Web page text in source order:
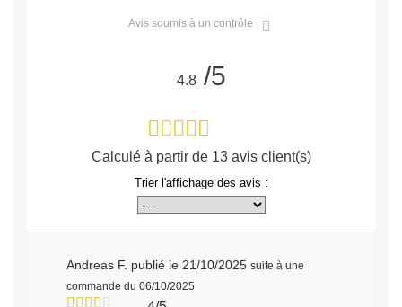
Avis soumis à un contrôle
4.8/5
Calculé à partir de 13avis client(s)
Trier l'affichage des avis :
Andreas F. publié le 21/10/2025 suite à une
commande du 06/10/2025